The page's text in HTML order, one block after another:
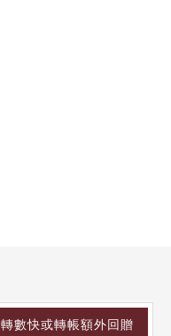
轉數快或轉帳額外回贈